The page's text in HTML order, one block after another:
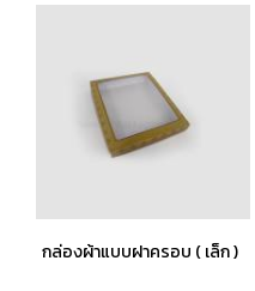
กล่องผ้าแบบฝาครอบ ( เล็ก )